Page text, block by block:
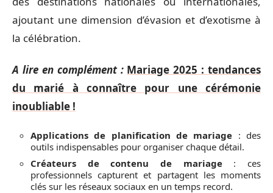
ajoutant une dimension d’évasion et d’exotisme à
la célébration.
A lire en complément : Mariage 2025 : tendances
du marié à connaître pour une cérémonie
inoubliable !
Applications de planification de mariage : des
outils indispensables pour organiser chaque détail.
Créateurs de contenu de mariage: ces
professionnels capturent et partagent les moments
clés sur les réseaux sociaux en un temps record.